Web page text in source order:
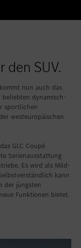
den SUV.
nun auch das
beliebten dynamisch-
sportlichen
westeuropäischen
GLC Coupé
Serienausstattung
Es wird als Mild-
kann
der jüngsten
Funktionen bietet.